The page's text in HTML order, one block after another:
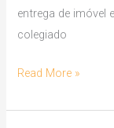
entrega de imóvel
colegiado
imóvel
Read More »